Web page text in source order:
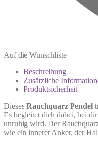
Auf die Wunschliste
Beschreibung
Zusätzliche
Produktsicherheit
Dieses Rauchquarz Pendel
Es begleitet dich dabei, bei
unruhig wird. Der
wie ein innerer Anker, der